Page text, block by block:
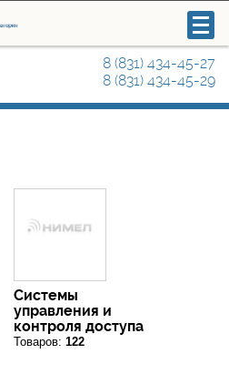
8 (831) 434-45-27
8 (831) 434-45-29
Системы
управления и
контроля доступа
Товаров:122